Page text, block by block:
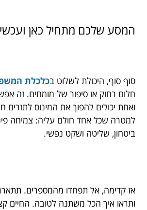
המסע שלכם מתחיל כאן
סוף סוף, היכולת לשלוט בכלכלת
חלום רחוק או סיפור של מומחים. זה
ואחת יכולים להפוך את המינוס לתזרים
למטרה שכל אחד חולם עליה: צמיחה
ביטחון, שליטה ושקט נפשי.
אז קדימה, אל תפחדו מהמספרים.
ותראו איך הכל משתנה לטובה. החיים